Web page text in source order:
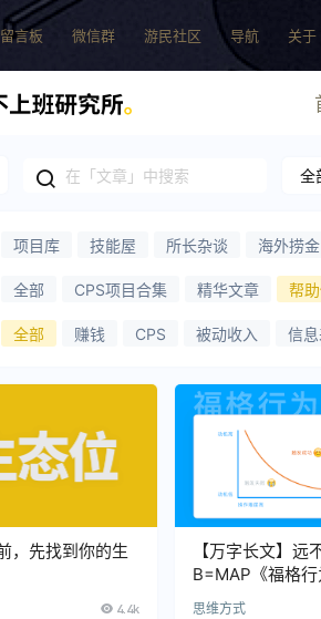
留言板 微信群 游民社区 导航 关于
全
项目库 技能屋 所长杂谈 海外捞金
全部 CPS项目合集 精华文章
帮
全部 赚钱 CPS 被动收入 信
，先找到你的生
4.4k
【万字长文】远
B=MAP《福格行
到底讲了什么？
思维方式